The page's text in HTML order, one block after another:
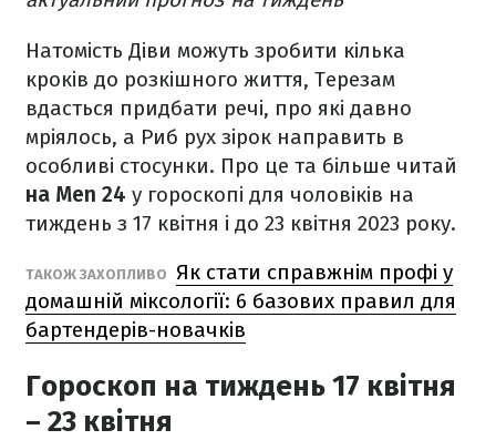
Натомість Діви можуть зробити кілька
кроків до розкішного життя, Терезам
вдасться придбати речі, про які давно
мріялось, а Риб рух зірок направить в
особливі стосунки. Про це та більше читай
на Men 24 у гороскопі для чоловіків на
тиждень з 17 квітня і до 23 квітня 2023 року.
ТАКОЖ ЗАХОПЛИВО Як стати справжнім профі у
домашній міксології: 6 базових правил для
бартендерів-новачків
Гороскоп на тиждень 17 квітня
– 23 квітня